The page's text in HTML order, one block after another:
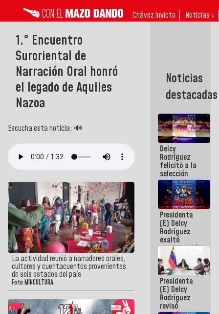
Chávez invicto Noticias ↓
1.° Encuentro
Suroriental de
Narración Oral honró
el legado de Aquiles
Nazoa
Escucha esta noticia: 🔊
La actividad reunió a narradores orales,
cultores y cuentacuentos provenientes
de seis estados del país
Foto MINCULTURA
Noticias
destacadas
Delcy
Rodríguez
felicitó a la
selección
nacional
masculina
de voleibol
campeona
de la Copa
Panamericana
Sub-17
Presidenta
(E) Delcy
Rodríguez
exaltó
participación
de
Venezuela
en Juegos
Centroamericanos
y del Caribe
2026
Presidenta
(E) Delcy
Rodríguez
revisó